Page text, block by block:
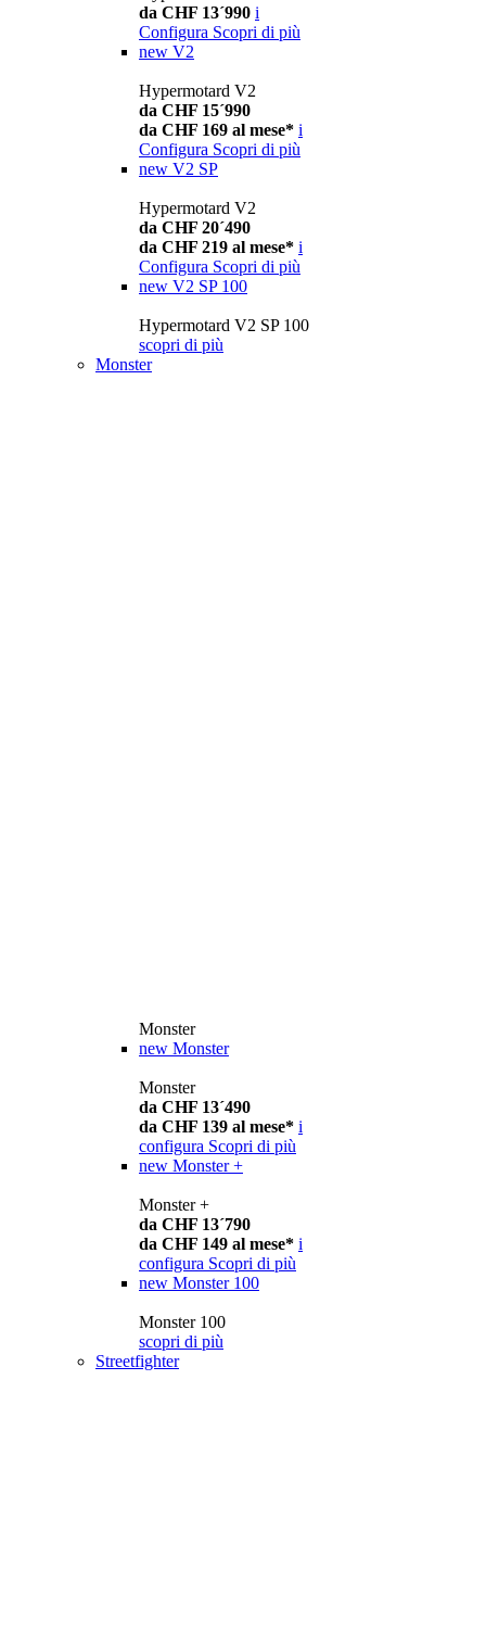
da CHF 13´990 i
Configura Scopri di più
new V2
Hypermotard V2
da CHF 15´990
da CHF 169 al mese* i
Configura Scopri di più
new V2 SP
Hypermotard V2
da CHF 20´490
da CHF 219 al mese* i
Configura Scopri di più
new V2 SP 100
Hypermotard V2 SP 100
scopri di più
Monster
Monster
new Monster
Monster
da CHF 13´490
da CHF 139 al mese* i
configura Scopri di più
new Monster +
Monster +
da CHF 13´790
da CHF 149 al mese* i
configura Scopri di più
new Monster 100
Monster 100
scopri di più
Streetfighter